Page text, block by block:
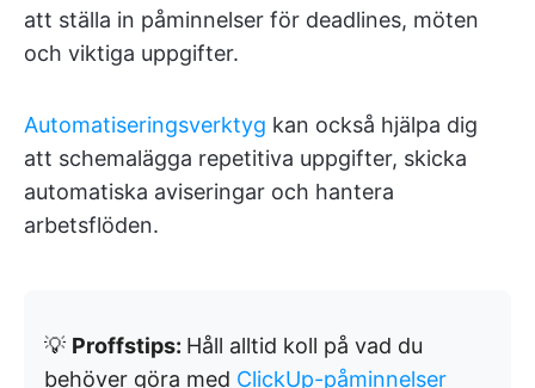
att ställa in påminnelser för deadlines, möten
och viktiga uppgifter.
Automatiseringsverktyg kan också hjälpa dig
att schemalägga repetitiva uppgifter, skicka
automatiska aviseringar och hantera
arbetsflöden.
💡 Proffstips: Håll alltid koll på vad du
behöver göra med ClickUp-påminnelser